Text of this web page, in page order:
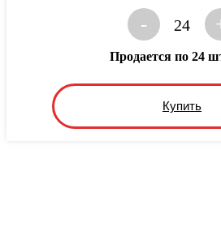
- 24
Купить
Продается по 24